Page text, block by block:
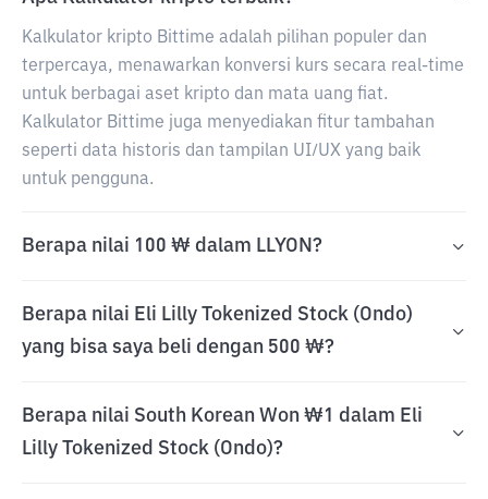
Kalkulator kripto Bittime adalah pilihan populer dan
terpercaya, menawarkan konversi kurs secara real-time
untuk berbagai aset kripto dan mata uang fiat.
Kalkulator Bittime juga menyediakan fitur tambahan
seperti data historis dan tampilan UI/UX yang baik
untuk pengguna.
Berapa nilai 100 ₩ dalam LLYON?
Berapa nilai Eli Lilly Tokenized Stock (Ondo)
yang bisa saya beli dengan 500 ₩?
Berapa nilai South Korean Won ₩1 dalam Eli
Lilly Tokenized Stock (Ondo)?